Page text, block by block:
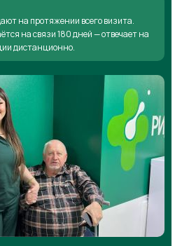
на протяжении всего визита.
на связи 180 дней — отвечает на
дистанционно.